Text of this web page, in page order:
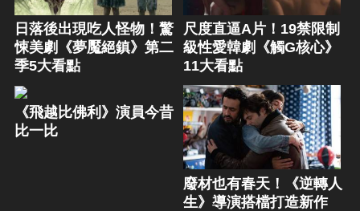
日落後出現吃人怪物！驚
悚美劇《夢魘絕鎮》第二
季5大看點
尺度直逼A片！19禁限制
級性愛韓劇《觸G核心》
11大看點
《飛越比佛利》演員今昔
比一比
廢材也有春天！《逆轉人
生》導演搭檔打造新作